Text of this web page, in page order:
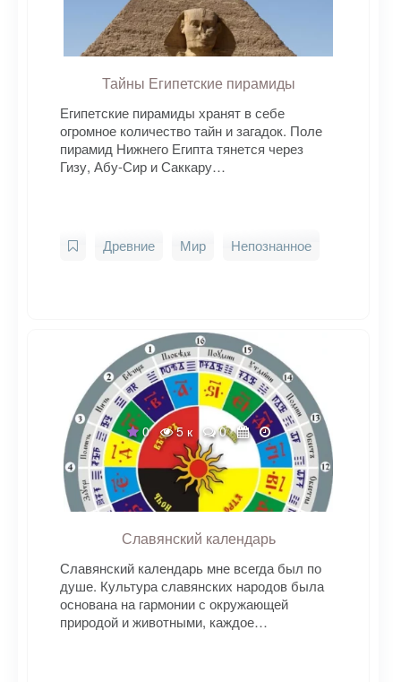
Тайны Египетские пирамиды
Египетские пирамиды хранят в себе
огромное количество тайн и загадок. Поле
пирамид Нижнего Египта тянется через
Гизу, Абу-Сир и Саккару…
Древние Мир Непознанное
0 5 к 0
Славянский календарь
Славянский календарь мне всегда был по
душе. Культура славянских народов была
основана на гармонии с окружающей
природой и животными, каждое…